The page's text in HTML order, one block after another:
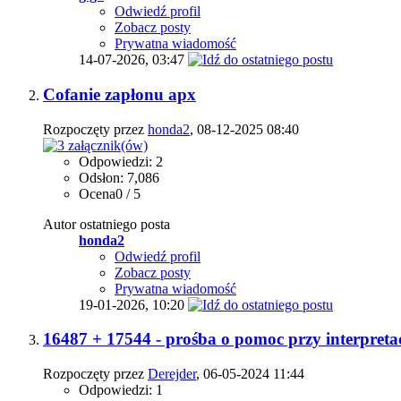
Odwiedź profil
Zobacz posty
Prywatna wiadomość
14-07-2026, 03:47
Cofanie zapłonu apx
Rozpoczęty przez honda2, 08-12-2025 08:40
Odpowiedzi: 2
Odsłon: 7,086
Ocena0 / 5
Autor ostatniego posta
honda2
Odwiedź profil
Zobacz posty
Prywatna wiadomość
19-01-2026, 10:20
16487 + 17544 - prośba o pomoc przy
Rozpoczęty przez Derejder, 06-05-2024 11:44
Odpowiedzi: 1